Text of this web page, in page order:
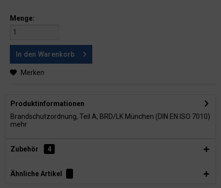
Menge:
In den Warenkorb
Merken
Produktinformationen
Brandschutzordnung, Teil A, BRD/LK München (DIN EN ISO 7010)
mehr
Zubehör 4
Ähnliche Artikel